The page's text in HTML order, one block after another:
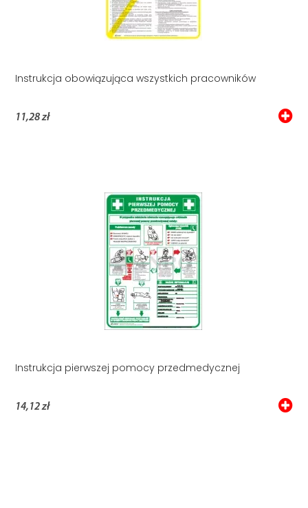
Instrukcja obowiązująca wszystkich pracowników
11,28 zł
Instrukcja pierwszej pomocy przedmedycznej
14,12 zł